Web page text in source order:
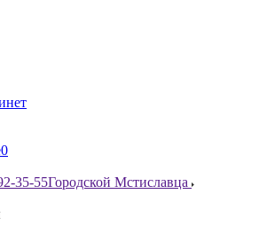
0
35-55Городской Мстиславца